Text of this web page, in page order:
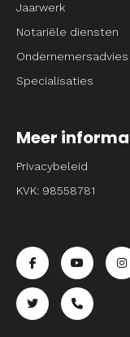
Jaarwerk
Notariële diensten
Ondernemersadvies
Specialisaties
Meer
Privacybeleid
KVK: 98558781
Ga naar deGa naar
Ga naar de twitter